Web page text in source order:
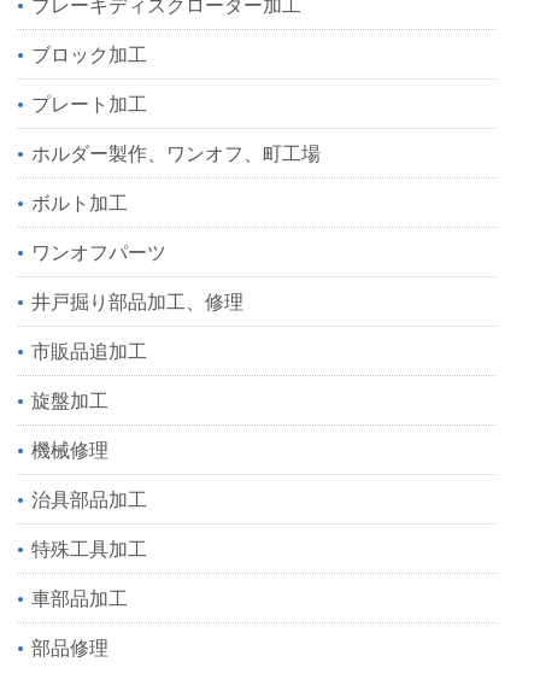
ブロック加工
プレート加工
ホルダー製作、ワンオフ、町工場
ボルト加工
ワンオフパーツ
井戸掘り部品加工、修理
市販品追加工
旋盤加工
機械修理
治具部品加工
特殊工具加工
車部品加工
部品修理